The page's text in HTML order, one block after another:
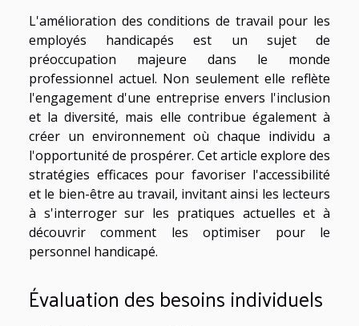
L'amélioration des conditions de travail pour les
employés handicapés est un sujet de
préoccupation majeure dans le monde
professionnel actuel. Non seulement elle reflète
l'engagement d'une entreprise envers l'inclusion
et la diversité, mais elle contribue également à
créer un environnement où chaque individu a
l'opportunité de prospérer. Cet article explore des
stratégies efficaces pour favoriser l'accessibilité
et le bien-être au travail, invitant ainsi les lecteurs
à s'interroger sur les pratiques actuelles et à
découvrir comment les optimiser pour le
personnel handicapé.
Évaluation des besoins individuels